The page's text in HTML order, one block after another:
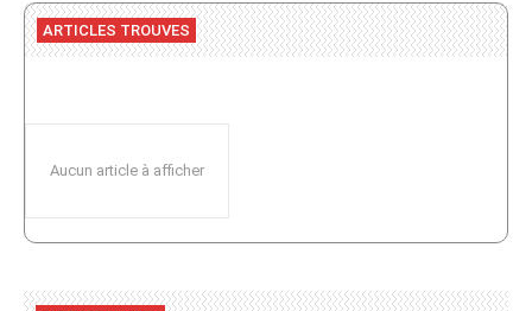
ARTICLES TROUVES
Aucun article à afficher